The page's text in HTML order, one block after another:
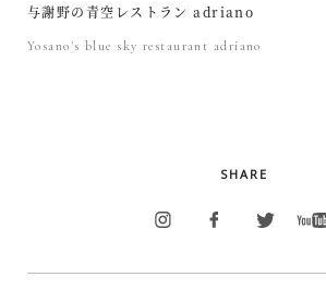
与謝野の青空レストラン adriano
Yosano's blue sky restaurant adriano
SHARE